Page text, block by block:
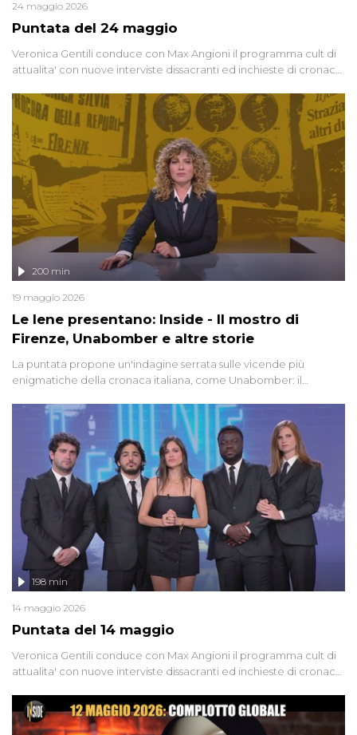
Puntata del 24 maggio
24 maggio 2026
Veronica Gentili conduce con Max Angioni il programma cult di
attualita' con nuove interviste dissacranti ed inchieste di cronaca
Le Iene presentano: Inside - Il mostro di
Firenze, Unabomber e altre storie
200 min
19 maggio 2026
La puntata propone un'indagine serrata sulle vicende più
enigmatiche della cronaca italiana, come Unabomber: il
'90 e il 2000 che, inquietantemente, potrebbe essere ancora in
libertà. Lo speciale affronta inoltre le zone d'ombra sul Mostro di
Firenze, le cui responsabilità appaiono ancora oggi avvolte in un
groviglio di dubbi mai chiariti. Nel corso dello speciale anche
l'intervista inedita a Olindo Romano, realizzata ne...
Puntata del 14 maggio
198 min
14 maggio 2026
Veronica Gentili conduce con Max Angioni il programma cult di
attualita' con nuove interviste dissacranti ed inchieste di cronaca